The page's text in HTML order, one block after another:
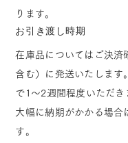
ります。
お引き渡し時期
在庫品についてはご決済
含む）に発送いたします
で1～2週間程度いただ
大幅に納期がかかる場合
す。